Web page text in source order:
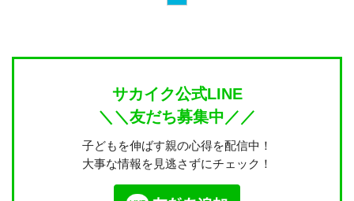
サカイク公式LINE
＼＼友だち募集中／／
子どもを伸ばす親の心得を配信中！
大事な情報を見逃さずにチェック！